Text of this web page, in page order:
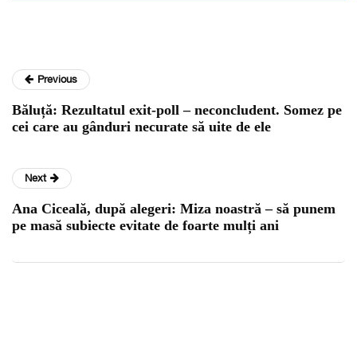
Previous
Băluță: Rezultatul exit-poll – neconcludent. Somez pe
cei care au gânduri necurate să uite de ele
Next
Ana Ciceală, după alegeri: Miza noastră – să punem
pe masă subiecte evitate de foarte mulți ani